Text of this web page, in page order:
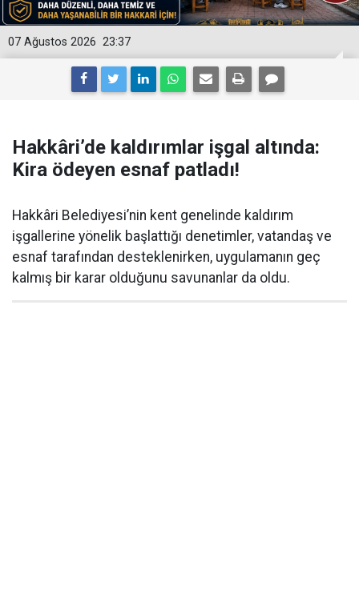
23:37
07 Ağustos 2026
Hakkâri’de kaldırımlar işgal altında:
Kira ödeyen esnaf patladı!
Hakkâri Belediyesi’nin kent genelinde kaldırım
işgallerine yönelik başlattığı denetimler, vatandaş ve
esnaf tarafından desteklenirken, uygulamanın geç
kalmış bir karar olduğunu savunanlar da oldu.